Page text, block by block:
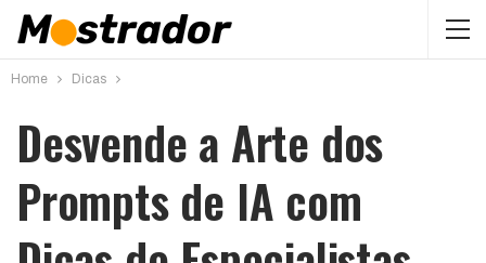
Home Dicas
Desvende a Arte dos
Prompts de IA com